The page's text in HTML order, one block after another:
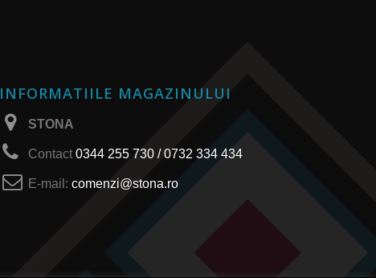
INFORMATIILE MAGAZINULUI
STONA
Contact0344 255 730 / 0732 334 434
E-mail:comenzi@stona.ro